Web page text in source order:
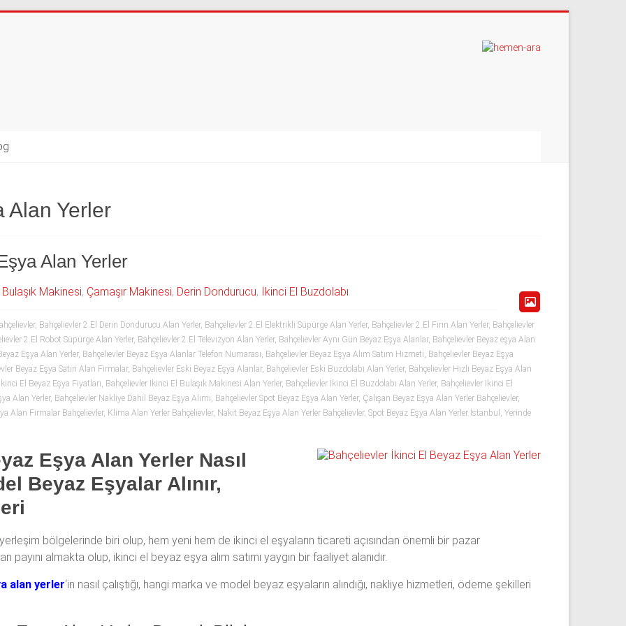
Alan Yerler
Alan Yerler
Bulaşık Makinesi, Çamaşır Makinesi, Derin Dondurucu, İkinci El Buzdolabı
, Bahçelievler 2.El Derin Dondurucu Alan Yerler, Bahçelievler 2.El Elektrikli Süpürge Alan Yerler, Bahçelievler 2.El Fırın Alan Yerler, Bahçelievler
2.El Robot Süpürge Alan Yerler, Bahçelievler 2.El Televizyon Alan Yerler, Bahçelievler Aynı Gün Beyaz Eşya Alanlar, Bahçelievler Beyaz eşya Alan
Eşya Alan Yerler, Bahçelievler Beyaz Eşya Alanlar Telefon Numarası, Bahçelievler Beyaz Eşya Alım Satım Hizmeti, Bahçelievler Beyaz Eşya
Beyaz Eşya Satın Alan Firmalar, Bahçelievler Eski Beyaz Eşya Alanlar, Bahçelievler Eski Buzdolabı Alan Yerler, Bahçelievler Hızlı Beyaz Eşya Alan
El Beyaz Eşya Fiyatları, Bahçelievler İkinci El Bulaşık Makinesi Alan Yerler, Bahçelievler İkinci El Buzdolabı Alan Yerler, Bahçelievler İkinci El
Alan Yerler, Bahçelievler Nakliye Dahil Beyaz Eşya Alımı, Bahçelievler Spot Beyaz Eşya Alan Yerler, Çalışan Beyaz Eşya Alan Yerler Bahçelievler,
Alan Firmalar Bahçelievler, Klima Alan Yerler Bahçelievler, Nakit Beyaz Eşya Alan Yerler Bahçelievler, Spot Beyaz Eşya Alan Yerler İstanbul , Yerinde
Eşya Alan Yerler Nasıl
Beyaz Eşyalar Alınır,
yerleşim bölgelerinde biri olup, hem yeni hem de ikinci el eşyaların ticareti açısından önemli bir pazar
almakta olup, ikinci el beyaz eşya alım satımı yaygın bir faaliyet alanıdır.
alan yerler‘in nasıl çalıştığı, hangi marka ve model beyaz eşyaların alındığı, nakliye hizmetleri, ödeme şekilleri